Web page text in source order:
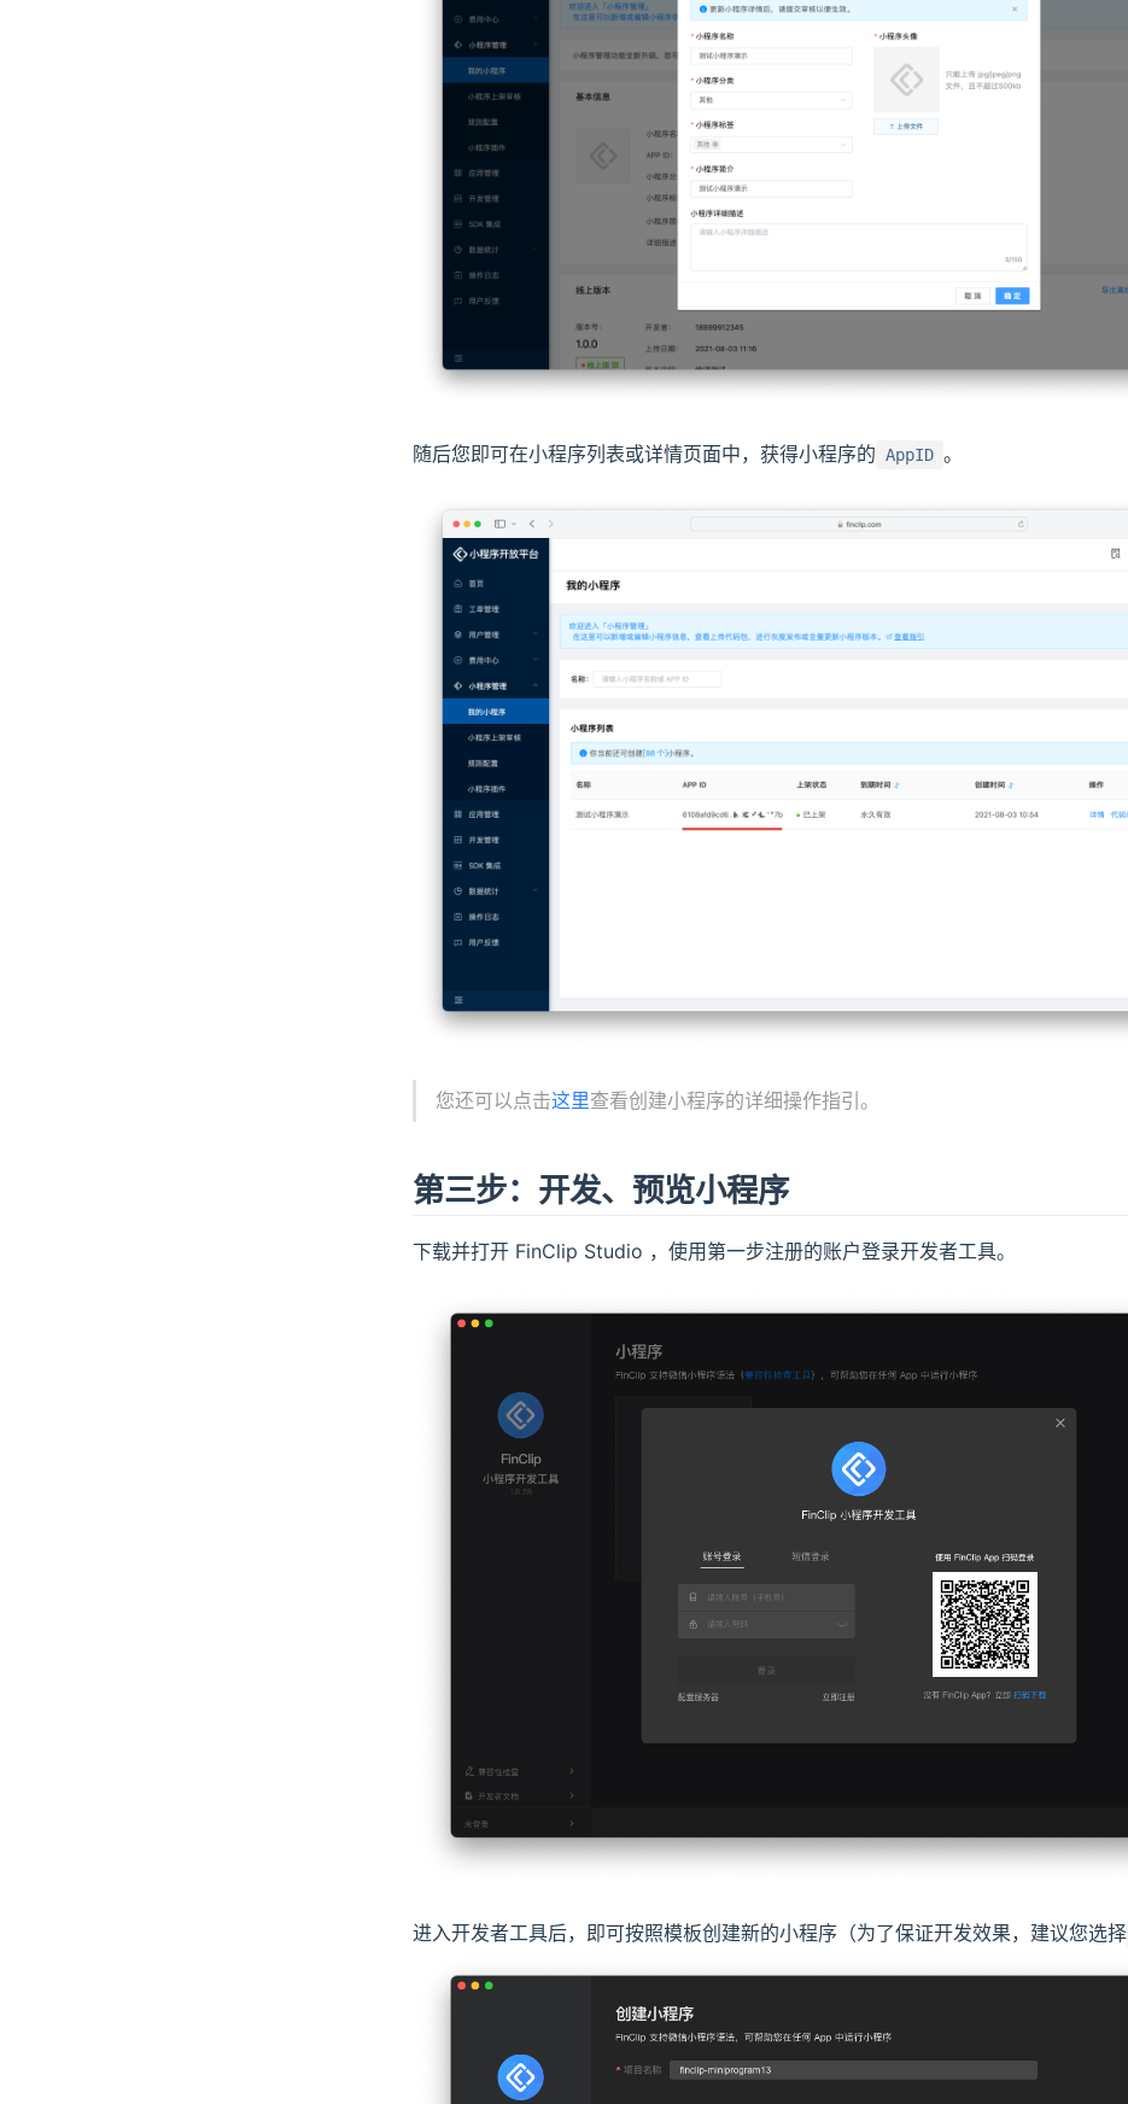
随后您即可在小程序列表或详情页面中，获得小程序的 AppID 。
您还可以点击这里查看创建小程序的详细操作指引。
第三步：开发、预览小程序
下载并打开 FinClip Studio ，使用第一步注册的账户登录开发者工具。
进入开发者工具后，即可按照模板创建新的小程序（为了保证开发效果，建议您选择